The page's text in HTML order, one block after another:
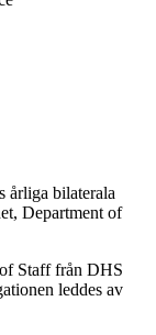
årliga bilaterala
Department of
Staff från DHS
leddes av